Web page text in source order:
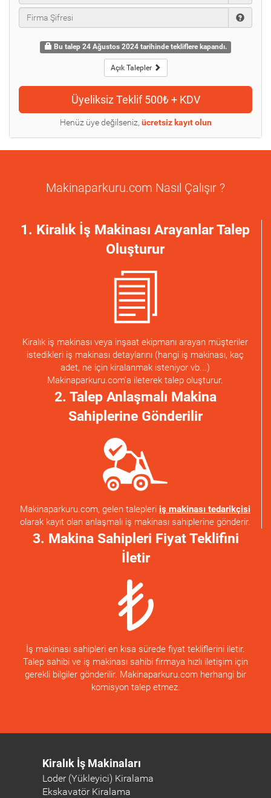
Bu talep 24 Ağustos 2024 tarihinde tekliflere kapandı.
Açık Talepler
Henüz üye değilseniz, ücretsiz kayıt olun
Makinaparkuru.com Nasıl Çalışır ?
1. Kiralık İş Makinası Arayanlar Talep
Oluşturur
Kiralık iş makinası veya inşaat ekipmanı arayan müşteriler
istedikleri iş makinası detaylarını (hangi iş makinası, kaç
adet, ne için kiralanmak isteniyor vb...)
Makinaparkuru.com'a ileterek talep oluşturur.
2. Talep Anlaşmalı Makina
Sahiplerine Gönderilir
Makinaparkuru.com, gelen talepleri iş makinası tedarikçisi
olarak kayıt olan anlaşmalı iş makinası sahiplerine gönderir.
3. Makina Sahipleri Fiyat Teklifini
İletir
İş makinası sahipleri en kısa sürede fiyat tekliflerini iletir.
Talep sahibi ve iş makinası sahibi firmaya hızlı iletişim için
gerekli bilgiler gönderilir. Makinaparkuru.com herhangi bir
komisyon talep etmez.
Kiralık İş Makinaları
Loder (Yükleyici) Kiralama
Ekskavatör Kiralama